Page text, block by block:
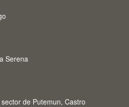
Serena
de Putemun, Castro